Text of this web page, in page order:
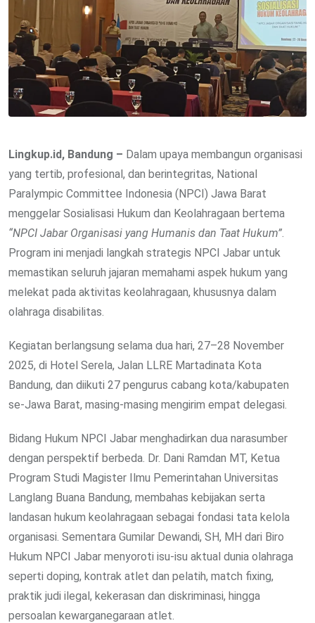
Lingkup.id, Bandung – Dalam upaya membangun organisasi
yang tertib, profesional, dan berintegritas, National
Paralympic Committee Indonesia (NPCI) Jawa Barat
menggelar Sosialisasi Hukum dan Keolahragaan bertema
“NPCI Jabar Organisasi yang Humanis dan Taat Hukum”.
Program ini menjadi langkah strategis NPCI Jabar untuk
memastikan seluruh jajaran memahami aspek hukum yang
melekat pada aktivitas keolahragaan, khususnya dalam
olahraga disabilitas.
Kegiatan berlangsung selama dua hari, 27–28 November
2025, di Hotel Serela, Jalan LLRE Martadinata Kota
Bandung, dan diikuti 27 pengurus cabang kota/kabupaten
se-Jawa Barat, masing-masing mengirim empat delegasi.
Bidang Hukum NPCI Jabar menghadirkan dua narasumber
dengan perspektif berbeda. Dr. Dani Ramdan MT, Ketua
Program Studi Magister Ilmu Pemerintahan Universitas
Langlang Buana Bandung, membahas kebijakan serta
landasan hukum keolahragaan sebagai fondasi tata kelola
organisasi. Sementara Gumilar Dewandi, SH, MH dari Biro
Hukum NPCI Jabar menyoroti isu-isu aktual dunia olahraga
seperti doping, kontrak atlet dan pelatih, match fixing,
praktik judi ilegal, kekerasan dan diskriminasi, hingga
persoalan kewarganegaraan atlet.